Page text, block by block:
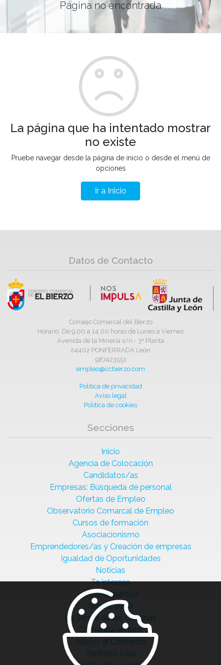
Página no encontrada
La página que ha intentado mostrar
no existe
Pruebe navegar desde la página de inicio o desde el menú de
opciones
Ir a Inicio
Datos de Contacto
Consejo Comarcal del Bierzo
Horario: De 9,00 a 14,00 horas de Lunes a Viernes
Avenida de la Minería s/n - 3ª Planta
24402 PONFERRADA León
987423551
empleo@ccbierzo.com
Política de privacidad
Aviso legal
Política de cookies
Secciones
Inicio
Agencia de Colocación
Candidatos/as
Empresas: Búsqueda de personal
Ofertas de Empleo
Observatorio Comarcal de Empleo
Cursos de formación
Asociacionismo
Emprendedores/as y Creación de empresas
Igualdad de Oportunidades
Noticias
Te interesa
Ciberseguridad
Bierzo 2030
La Senda de las Cantinas
Comanda en ruta
Apoyo al Comercio
Territorio Azul